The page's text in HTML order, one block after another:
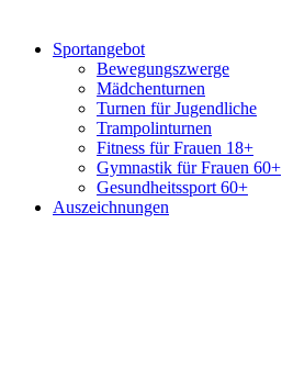
Sportangebot
Bewegungszwerge
Mädchenturnen
Turnen für Jugendliche
Trampolinturnen
Fitness für Frauen 18+
Gymnastik für Frauen 60+
Gesundheitssport 60+
Auszeichnungen